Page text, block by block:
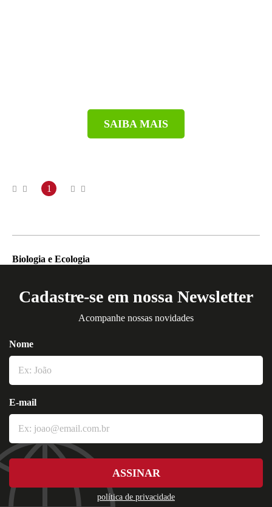
SAIBA MAIS
1
Biologia e Ecologia
Cadastre-se em nossa Newsletter
Acompanhe nossas novidades
política de privacidade
Nome
E-mail
ASSINAR